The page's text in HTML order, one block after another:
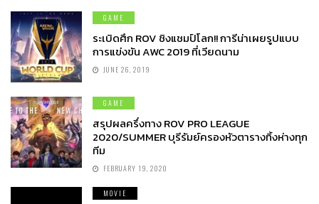
GAME
ระเบิดศึก ROV ชิงแชมป์โลก!! การีน่าเผยรูปแบบ
การแข่งขัน AWC 2019 ที่เวียดนาม
JUNE 26, 2019
GAME
สรุปผลครึ่งทาง ROV PRO LEAGUE
2020/SUMMER บุรีรัมย์ครองหัวตารางทิ้งห่างทุก
ทีม
FEBRUARY 19, 2020
MOVIE